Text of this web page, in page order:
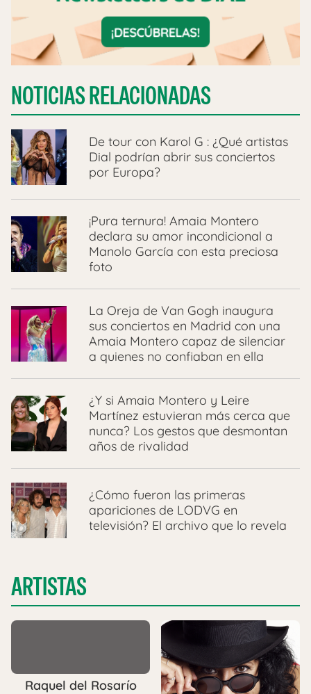
NOTICIAS RELACIONADAS
De tour con Karol G : ¿Qué artistas
Dial podrían abrir sus conciertos
por Europa?
¡Pura ternura! Amaia Montero
declara su amor incondicional a
Manolo García con esta preciosa
foto
La Oreja de Van Gogh inaugura
sus conciertos en Madrid con una
Amaia Montero capaz de silenciar
a quienes no confiaban en ella
¿Y si Amaia Montero y Leire
Martínez estuvieran más cerca que
nunca? Los gestos que desmontan
años de rivalidad
¿Cómo fueron las primeras
apariciones de LODVG en
televisión? El archivo que lo revela
ARTISTAS
Raquel del Rosarío